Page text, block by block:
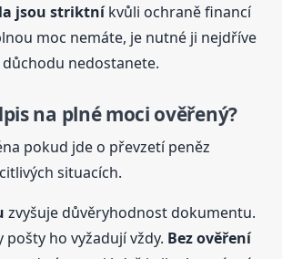
jsou striktníkvůli ochraně financí
moc nemáte, je nutné ji nejdříve
nedostanete.
na plné moci ověřený?
pokud jde o převzetí peněz
situacích.
zvyšuje důvěryhodnost dokumentu.
ho vyžadují vždy. Bez ověření